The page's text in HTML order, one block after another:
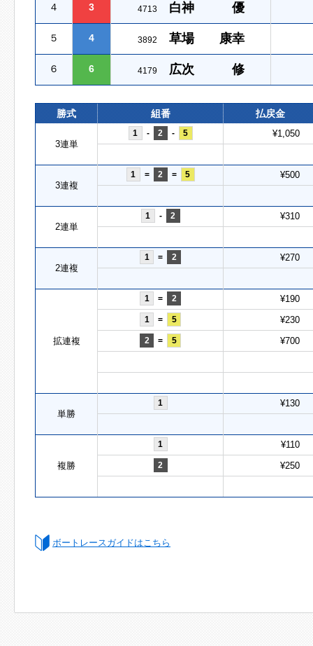
４ 3 4713 白神 優
５ 4 3892 草場 康幸
６ 6 4179 広次 修
勝式 組番 払戻金
3連単
1 - 2 - 5 ¥1,050
3連複
1 = 2 = 5 ¥500
2連単
1 - 2 ¥310
2連複
1 = 2 ¥270
拡連複
1 = 2 ¥190
1 = 5 ¥230
2 = 5 ¥700
単勝
1 ¥130
複勝
1 ¥110
2 ¥250
ボートレースガイドはこちら